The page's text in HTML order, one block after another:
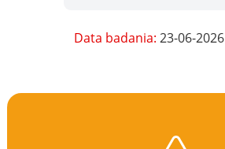
Data badania:23-06-2026